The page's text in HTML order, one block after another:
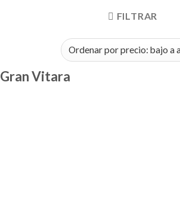
FILTRAR
Gran Vitara